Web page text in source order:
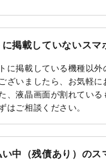
掲載していないスマ
に掲載している機種以
ざいましたら、お気軽
、液晶画面が割れてい
はご相談ください。
中（残債あり）のス